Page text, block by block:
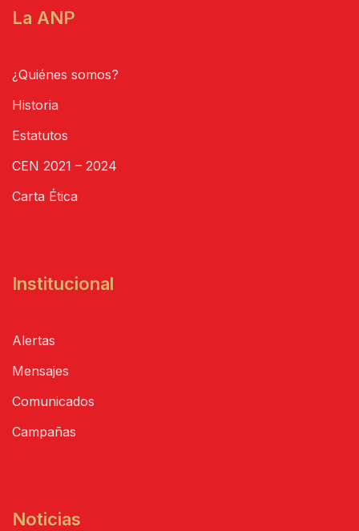
La ANP
¿Quiénes somos?
Historia
Estatutos
CEN 2021 – 2024
Carta Ética
Institucional
Alertas
Mensajes
Comunicados
Campañas
Noticias